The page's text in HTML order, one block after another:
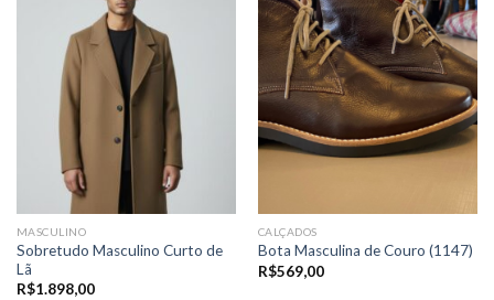
MASCULINO
Sobretudo Masculino Curto de
Lã
R$1.898,00
CALÇADOS
Bota Masculina de Couro (1147)
R$569,00